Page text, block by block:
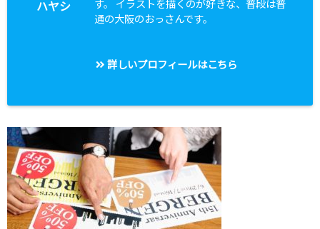
ハヤシ
す。 イラストを描くのが好きな、普段は普
通の大阪のおっさんです。
詳しいプロフィールはこちら